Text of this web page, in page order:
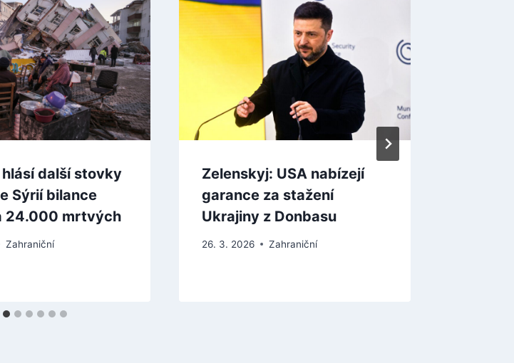
další stovky
Sýrií bilance
24.000 mrtvých
Zahraniční
Zelenskyj: USA nabízejí
garance za stažení
Ukrajiny z Donbasu
26. 3. 2026 Zahraniční